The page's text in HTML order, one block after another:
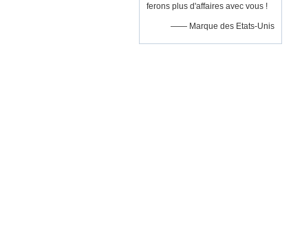
ferons plus d'affaires avec vous !
—— Marque des Etats-Unis